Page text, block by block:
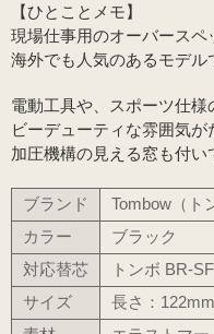
【ひとことメモ】
現場仕事用のオーバースペ
海外でも人気のあるモデル
電動工具や、スポーツ仕
ビーデューティな雰囲気が
加圧機構の見える窓も付い
ブランド
Tombow（ト
カラー
ブラック
対応替芯
トンボ BR-
サイズ
長さ：